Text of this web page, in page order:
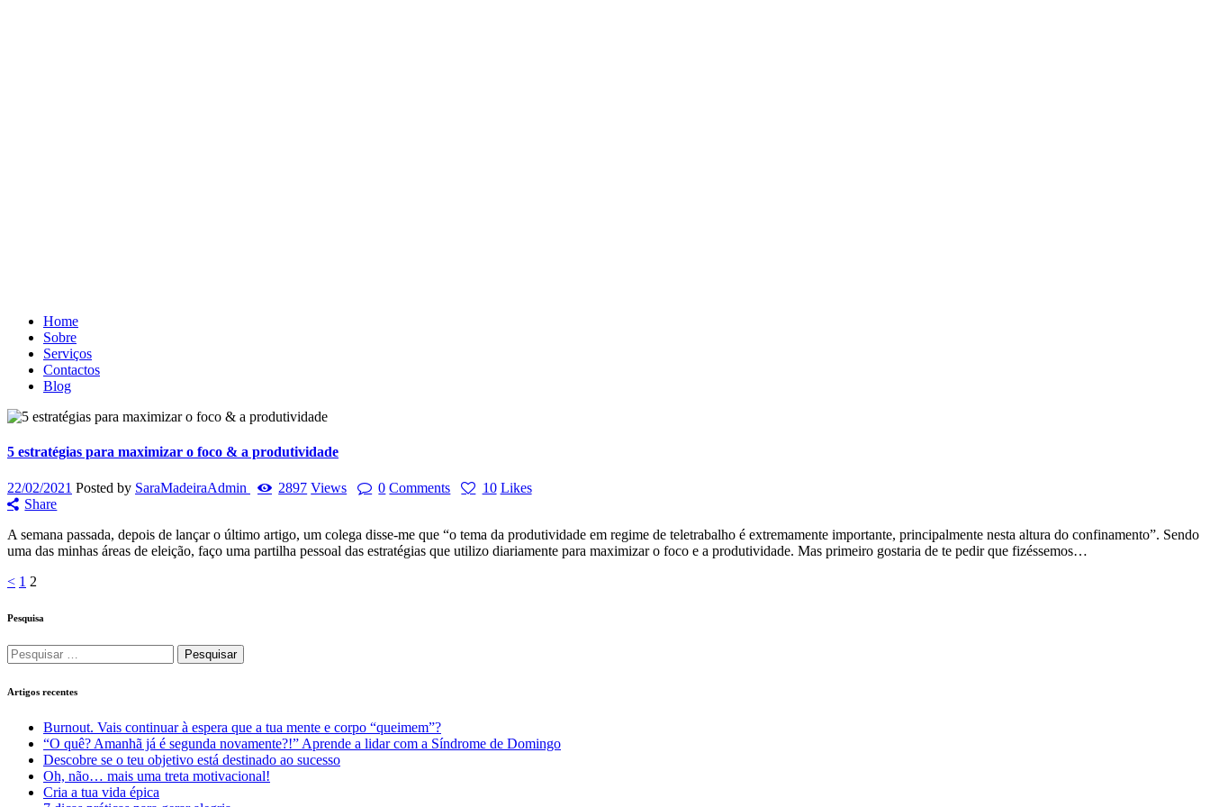
Home
Sobre
Serviços
Contactos
Blog
5 estratégias para maximizar o foco & a produtividade
22/02/2021 Posted by SaraMadeiraAdmin 2897 Views 0 Comments 10 Likes
Share
A semana passada, depois de lançar o último artigo, um colega disse-me que “o tema da produtividade em regime de teletrabalho é extremamente importante, principalmente nesta altura do confinamento”. Sendo
uma das minhas áreas de eleição, faço uma partilha pessoal das estratégias que utilizo diariamente para maximizar o foco e a produtividade. Mas primeiro gostaria de te pedir que fizéssemos…
Navegação
de
< Page
1 Page
2
Pesquisa
Pesquisar
por:
Artigos recentes
Burnout. Vais continuar à espera que a tua mente e corpo “queimem”?
“O quê? Amanhã já é segunda novamente?!” Aprende a lidar com a Síndrome de Domingo
Descobre se o teu objetivo está destinado ao sucesso
Oh, não… mais uma treta motivacional!
Cria a tua vida épica